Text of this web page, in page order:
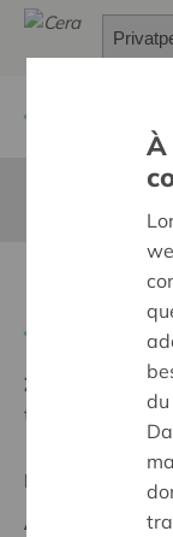
Ziel:
Des
tous
Regionales
Anfangsdatum:
À